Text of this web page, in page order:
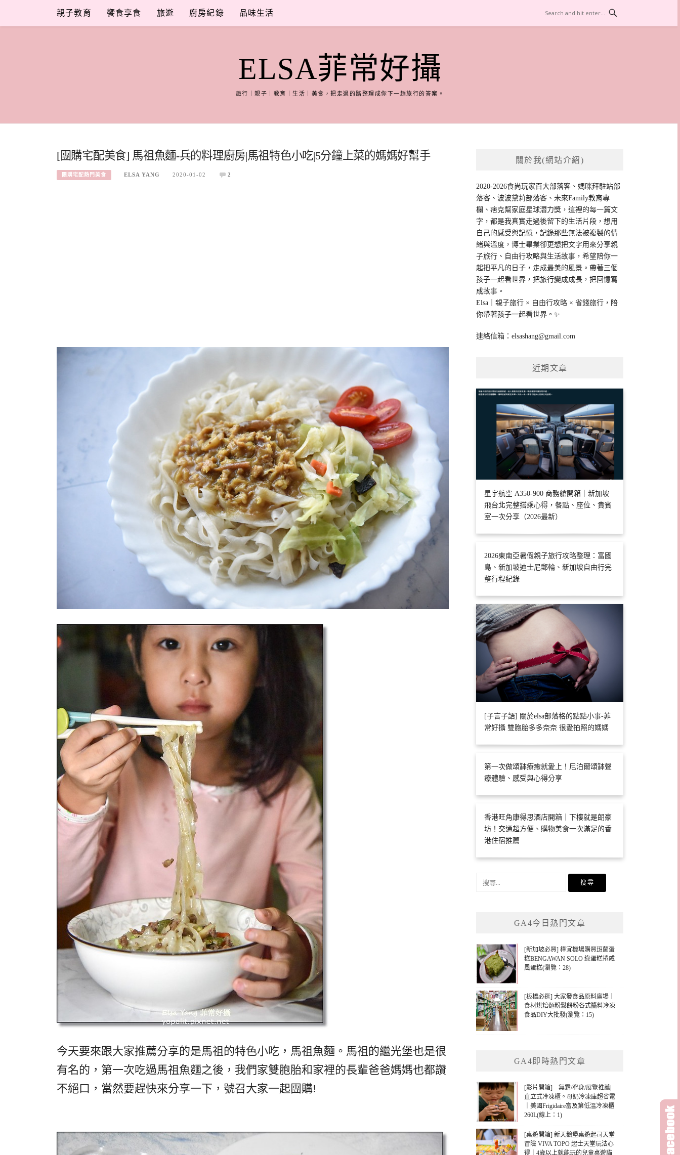
content
親子教育 饗食享食 旅遊 廚房紀錄 品味生活
ELSA菲常好攝
旅行｜親子｜教育｜生活｜美食，把走過的路整理成你下一趟旅行的答案。
[團購宅配美食] 馬祖魚麵-兵的料理廚房|馬祖特色小吃|5分鐘上菜的媽媽好幫手
團購宅配熱門美食 ELSA YANG 2020-01-02 2
今天要來跟大家推薦分享的是馬祖的特色小吃，馬祖魚麵。馬祖的繼光堡也是很
有名的，第一次吃過馬祖魚麵之後，我們家雙胞胎和家裡的長輩爸爸媽媽也都讚
不絕口，當然要趕快來分享一下，號召大家一起團購!
關於我(網站介紹)
2020-2026食尚玩家百大部落客、媽咪拜駐站部
落客、波波黛莉部落客、未來Family教育專
欄、痞克幫家庭星球潛力獎，這裡的每一篇文
字，都是我真實走過後留下的生活片段，想用
自己的感受與記憶，記錄那些無法被複製的情
緒與溫度，博士畢業卻更想把文字用來分享親
子旅行、自由行攻略與生活故事，希望陪你一
起把平凡的日子，走成最美的風景。帶著三個
孩子一起看世界，把旅行變成成長，把回憶寫
成故事。
Elsa｜親子旅行 × 自由行攻略 × 省錢旅行，陪
你帶著孩子一起看世界。✨
連絡信箱：elsashang@gmail.com
近期文章
星宇航空 A350-900 商務艙開箱｜新加坡
飛台北完整搭乘心得，餐點、座位、貴賓
室一次分享（2026最新）
2026東南亞暑假親子旅行攻略整理：富國
島、新加坡迪士尼郵輪、新加坡自由行完
整行程紀錄
[子言子語] 關於elsa部落格的點點小事-菲
常好攝 雙胞胎多多奈奈 很愛拍照的媽媽
第一次做頌缽療癒就愛上！尼泊爾頌缽聲
療體驗、感受與心得分享
香港旺角康得思酒店開箱｜下樓就是朗豪
坊！交通超方便、購物美食一次滿足的香
港住宿推薦
GA4今日熱門文章
[新加坡必買] 樟宜機場購買班蘭蛋
糕BENGAWAN SOLO 綠蛋糕捲戚
風蛋糕(瀏覽：28)
[板橋必逛] 大家發食品原料廣場｜
食材烘焙麵粉鬆餅粉各式醬料冷凍
食品DIY大批發(瀏覽：15)
GA4即時熱門文章
[影片開箱] 無霜/窄身/展覽推薦|
直立式冷凍櫃。母奶冷凍庫超省電
｜美國Frigidaire富及第低溫冷凍櫃
260L(線上：1)
[桌遊開箱] 新天鵝堡桌遊起司天堂
冒險 VIVA TOPO 起士天堂玩法心
得｜4歲以上就能玩的兒童桌遊貓